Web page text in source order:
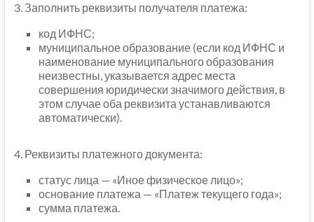
3. Заполнить реквизиты получателя платежа:
код ИФНС;
муниципальное образование (если код ИФНС и
наименование муниципального образования
неизвестны, указывается адрес места
совершения юридически значимого действия, в
этом случае оба реквизита устанавливаются
автоматически).
4. Реквизиты платежного документа:
статус лица — «Иное физическое лицо»;
основание платежа — «Платеж текущего года»;
сумма платежа.